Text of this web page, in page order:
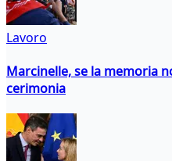
Lavoro
Marcinelle, se la memoria
cerimonia